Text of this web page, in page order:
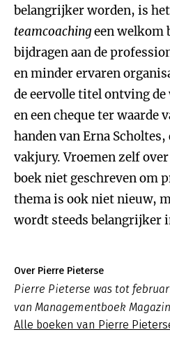
belangrijker worden, is het
teamcoachingeen welkom
bijdragen aan de
en minder ervaren
de eervolle titel ontving de
en een cheque ter waarde
handen van Erna
vakjury. Vroemen zelf
boek niet geschreven om
thema is ook niet nieuw,
wordt steeds belangrijker
Over Pierre Pieterse
Pierre Pieterse was tot
van Managementboek
Alle boeken van Pierre